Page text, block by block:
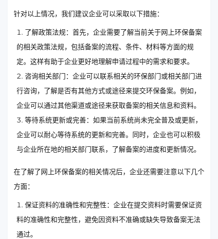
针对以上情况，我们建议企业可以采取以下措施：
了解政策法规：首先，企业需要了解当前关于网上环保备案
的相关政策法规，包括备案的流程、条件、材料等方面的规
定。这样有助于企业更好地理解申请过程中的需求和要求。
咨询相关部门：企业可以联系相关的环保部门或相关部门进
行咨询，了解是否有其他方式或途径来提交环保备案。例如，
企业可以通过其他渠道或途径来获取备案的相关信息和资料。
等待系统更新或完善：如果当前系统尚未完全普及或更新，
企业可以耐心等待系统的更新和完善。同时，企业也可以积极
与企业所在地的相关部门联系，了解备案的进度和更新情况。
在了解了网上环保备案的相关情况后，企业还需要注意以下几个
方面：
保证资料的准确性和完整性：企业在提交资料时需要保证资
料的准确性和完整性，避免因资料不准确或缺失导致备案无法
通过。